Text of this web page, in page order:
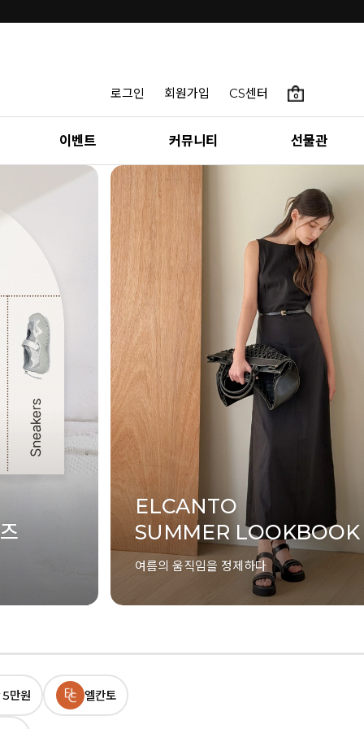
로그인 회원가입 CS센터 0
이벤트 커뮤니티 선물관
INTENSE & MAZZ
SUMMER LOOKBOOK
5만원 엘칸토